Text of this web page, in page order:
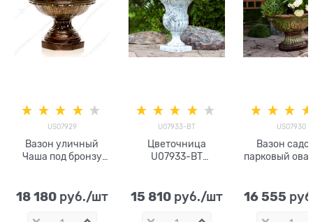
US07929
Вазон уличный
Чаша под бронзу
18 180 руб./шт
U07933-BT
Цветочница
U07933-BT
15 810 руб./шт
US07930
Вазон
парковый
бронзу
16 555